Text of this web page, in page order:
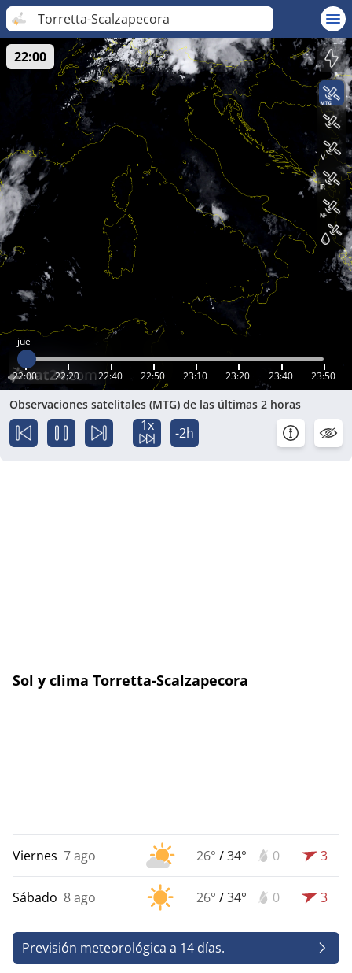
Torretta-Scalzapecora
jue
22:00 22:20 22:40 22:50 23:10 23:20 23:40 23:50
22:00
Observaciones satelitales (MTG) de las últimas 2 horas
1x -2h
Sol y clima Torretta-Scalzapecora
Viernes 7 ago 26° /34° 0 3
Sábado 8 ago 26° /34° 0 3
Previsión meteorológica a 14 días.